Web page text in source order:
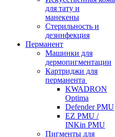
для тату и
манекены
Стерильность и
дезинфекция
Перманент
Машинки для
дермопигментации
Картриджи для
перманента
KWADRON
Optima
Defender PMU
EZ PMU /
INKin PMU
Пигменты для